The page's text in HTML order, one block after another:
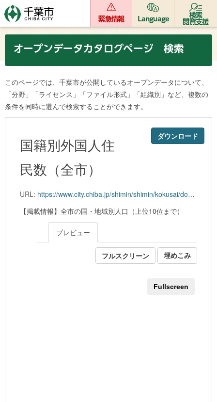
緊急情報 Language
検索
閲覧支援
オープンデータカタログページ 検索
このページでは、千葉市が公開しているオープンデータについて、
「分野」「ライセンス」「ファイル形式」「組織別」など、複数の
条件を同時に選んで検索することができます。
ダウンロード
国籍別外国人住
民数（全市）
URL: https://www.city.chiba.jp/shimin/shimin/kokusai/documents/kokusekibetu_kubetsu_202109.xlsx
【掲載情報】全市の国・地域別人口（上位10位まで）
プレビュー
フルスクリーン 埋めこみ
Fullscreen